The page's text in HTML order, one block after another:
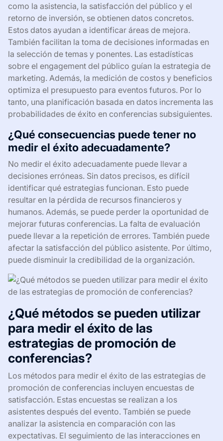
como la asistencia, la satisfacción del público y el
retorno de inversión, se obtienen datos concretos.
Estos datos ayudan a identificar áreas de mejora.
También facilitan la toma de decisiones informadas en
la selección de temas y ponentes. Las estadísticas
sobre el engagement del público guían la estrategia de
marketing. Además, la medición de costos y beneficios
optimiza el presupuesto para eventos futuros. Por lo
tanto, una planificación basada en datos incrementa las
probabilidades de éxito en conferencias subsiguientes.
¿Qué consecuencias puede tener no
medir el éxito adecuadamente?
No medir el éxito adecuadamente puede llevar a
decisiones erróneas. Sin datos precisos, es difícil
identificar qué estrategias funcionan. Esto puede
resultar en la pérdida de recursos financieros y
humanos. Además, se puede perder la oportunidad de
mejorar futuras conferencias. La falta de evaluación
puede llevar a la repetición de errores. También puede
afectar la satisfacción del público asistente. Por último,
puede disminuir la credibilidad de la organización.
¿Qué métodos se pueden utilizar
para medir el éxito de las
estrategias de promoción de
conferencias?
Los métodos para medir el éxito de las estrategias de
promoción de conferencias incluyen encuestas de
satisfacción. Estas encuestas se realizan a los
asistentes después del evento. También se puede
analizar la asistencia en comparación con las
expectativas. El seguimiento de las interacciones en